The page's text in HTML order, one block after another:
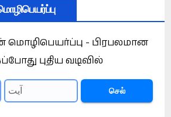
மொழிபெயர்ப்பு - பிரபலமான
புதிய வடிவில்
செல்